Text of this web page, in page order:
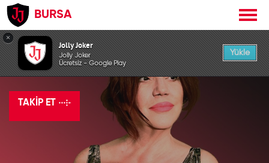
BURSA
Nazan Öncel
TAKIP ET
×
Jolly Joker
Jolly Joker
Ücretsiz - Google Play
Yükle